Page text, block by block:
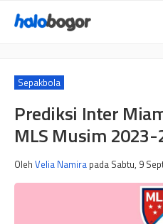
Sepakbola
Prediksi Inter
MLS Musim 2023-
Oleh Velia Namira pada Sabtu, 9